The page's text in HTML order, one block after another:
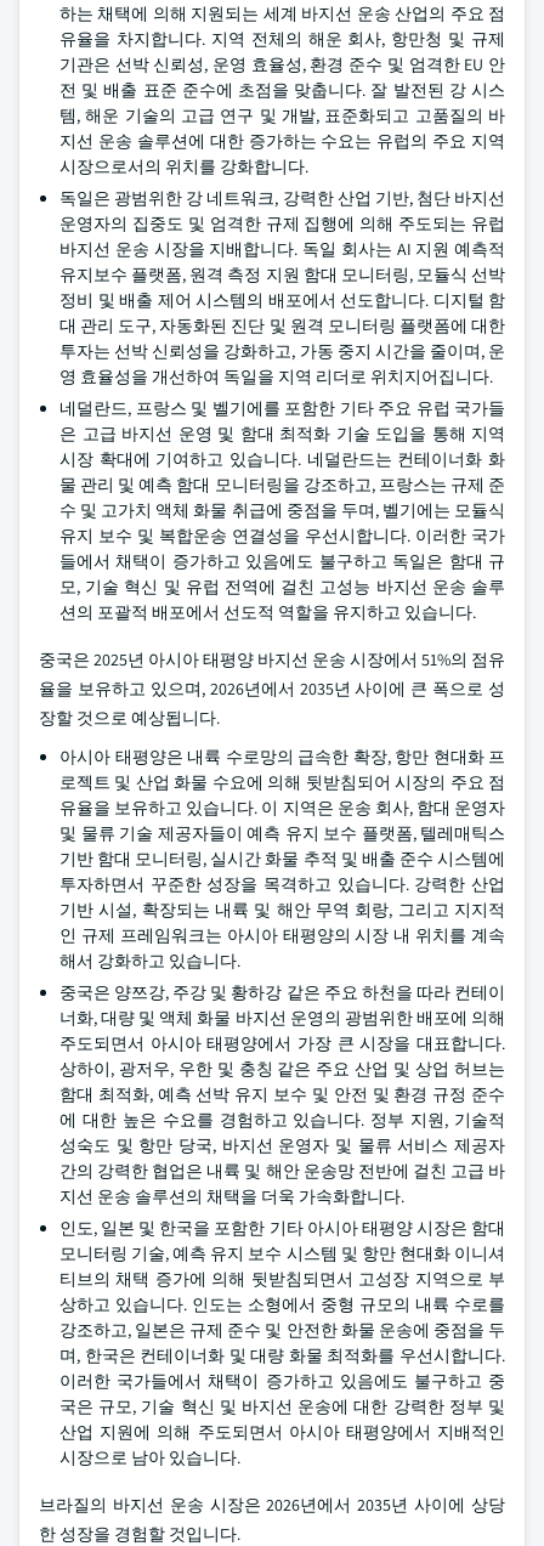
하는 채택에 의해 지원되는 세계 바지선 운송 산업의 주요 점
유율을 차지합니다. 지역 전체의 해운 회사, 항만청 및 규제
기관은 선박 신뢰성, 운영 효율성, 환경 준수 및 엄격한 EU 안
전 및 배출 표준 준수에 초점을 맞춥니다. 잘 발전된 강 시스
템, 해운 기술의 고급 연구 및 개발, 표준화되고 고품질의 바
지선 운송 솔루션에 대한 증가하는 수요는 유럽의 주요 지역
시장으로서의 위치를 강화합니다.
독일은 광범위한 강 네트워크, 강력한 산업 기반, 첨단 바지선
운영자의 집중도 및 엄격한 규제 집행에 의해 주도되는 유럽
바지선 운송 시장을 지배합니다. 독일 회사는 AI 지원 예측적
유지보수 플랫폼, 원격 측정 지원 함대 모니터링, 모듈식 선박
정비 및 배출 제어 시스템의 배포에서 선도합니다. 디지털 함
대 관리 도구, 자동화된 진단 및 원격 모니터링 플랫폼에 대한
투자는 선박 신뢰성을 강화하고, 가동 중지 시간을 줄이며, 운
영 효율성을 개선하여 독일을 지역 리더로 위치지어집니다.
네덜란드, 프랑스 및 벨기에를 포함한 기타 주요 유럽 국가들
은 고급 바지선 운영 및 함대 최적화 기술 도입을 통해 지역
시장 확대에 기여하고 있습니다. 네덜란드는 컨테이너화 화
물 관리 및 예측 함대 모니터링을 강조하고, 프랑스는 규제 준
수 및 고가치 액체 화물 취급에 중점을 두며, 벨기에는 모듈식
유지 보수 및 복합운송 연결성을 우선시합니다. 이러한 국가
들에서 채택이 증가하고 있음에도 불구하고 독일은 함대 규
모, 기술 혁신 및 유럽 전역에 걸친 고성능 바지선 운송 솔루
션의 포괄적 배포에서 선도적 역할을 유지하고 있습니다.
중국은 2025년 아시아 태평양 바지선 운송 시장에서 51%의 점유
율을 보유하고 있으며, 2026년에서 2035년 사이에 큰 폭으로 성
장할 것으로 예상됩니다.
아시아 태평양은 내륙 수로망의 급속한 확장, 항만 현대화 프
로젝트 및 산업 화물 수요에 의해 뒷받침되어 시장의 주요 점
유율을 보유하고 있습니다. 이 지역은 운송 회사, 함대 운영자
및 물류 기술 제공자들이 예측 유지 보수 플랫폼, 텔레매틱스
기반 함대 모니터링, 실시간 화물 추적 및 배출 준수 시스템에
투자하면서 꾸준한 성장을 목격하고 있습니다. 강력한 산업
기반 시설, 확장되는 내륙 및 해안 무역 회랑, 그리고 지지적
인 규제 프레임워크는 아시아 태평양의 시장 내 위치를 계속
해서 강화하고 있습니다.
중국은 양쯔강, 주강 및 황하강 같은 주요 하천을 따라 컨테이
너화, 대량 및 액체 화물 바지선 운영의 광범위한 배포에 의해
주도되면서 아시아 태평양에서 가장 큰 시장을 대표합니다.
상하이, 광저우, 우한 및 충칭 같은 주요 산업 및 상업 허브는
함대 최적화, 예측 선박 유지 보수 및 안전 및 환경 규정 준수
에 대한 높은 수요를 경험하고 있습니다. 정부 지원, 기술적
성숙도 및 항만 당국, 바지선 운영자 및 물류 서비스 제공자
간의 강력한 협업은 내륙 및 해안 운송망 전반에 걸친 고급 바
지선 운송 솔루션의 채택을 더욱 가속화합니다.
인도, 일본 및 한국을 포함한 기타 아시아 태평양 시장은 함대
모니터링 기술, 예측 유지 보수 시스템 및 항만 현대화 이니셔
티브의 채택 증가에 의해 뒷받침되면서 고성장 지역으로 부
상하고 있습니다. 인도는 소형에서 중형 규모의 내륙 수로를
강조하고, 일본은 규제 준수 및 안전한 화물 운송에 중점을 두
며, 한국은 컨테이너화 및 대량 화물 최적화를 우선시합니다.
이러한 국가들에서 채택이 증가하고 있음에도 불구하고 중
국은 규모, 기술 혁신 및 바지선 운송에 대한 강력한 정부 및
산업 지원에 의해 주도되면서 아시아 태평양에서 지배적인
시장으로 남아 있습니다.
브라질의 바지선 운송 시장은 2026년에서 2035년 사이에 상당
한 성장을 경험할 것입니다.